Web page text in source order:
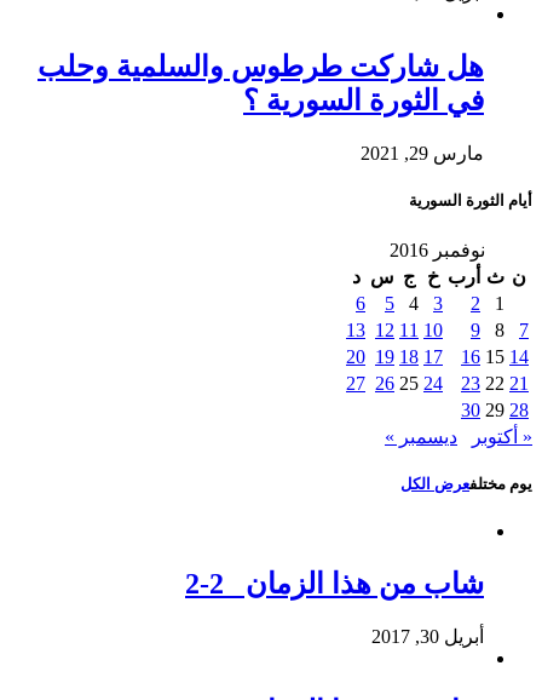
هل شاركت طرطوس والسلمية وحلب
في الثورة السورية ؟
مارس 29, 2021
أيام الثورة السورية
نوفمبر 2016
ن ث أرب خ ج س د
1
2
3
4
5
6
7
8
9
10
11
12
13
14
15
16
17
18
19
20
21
22
23
24
25
26
27
28
29
30
« أكتوبر
ديسمبر »
يوم مختلفعرض الكل
شاب من هذا الزمان 2-2
أبريل 30, 2017